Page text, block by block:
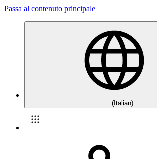
Passa al contenuto principale
(Italian)